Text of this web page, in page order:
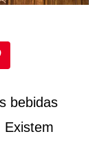
bebidas
Existem